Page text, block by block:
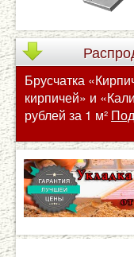
Брусчатка
кирпичей» и
рублей за 1 м²